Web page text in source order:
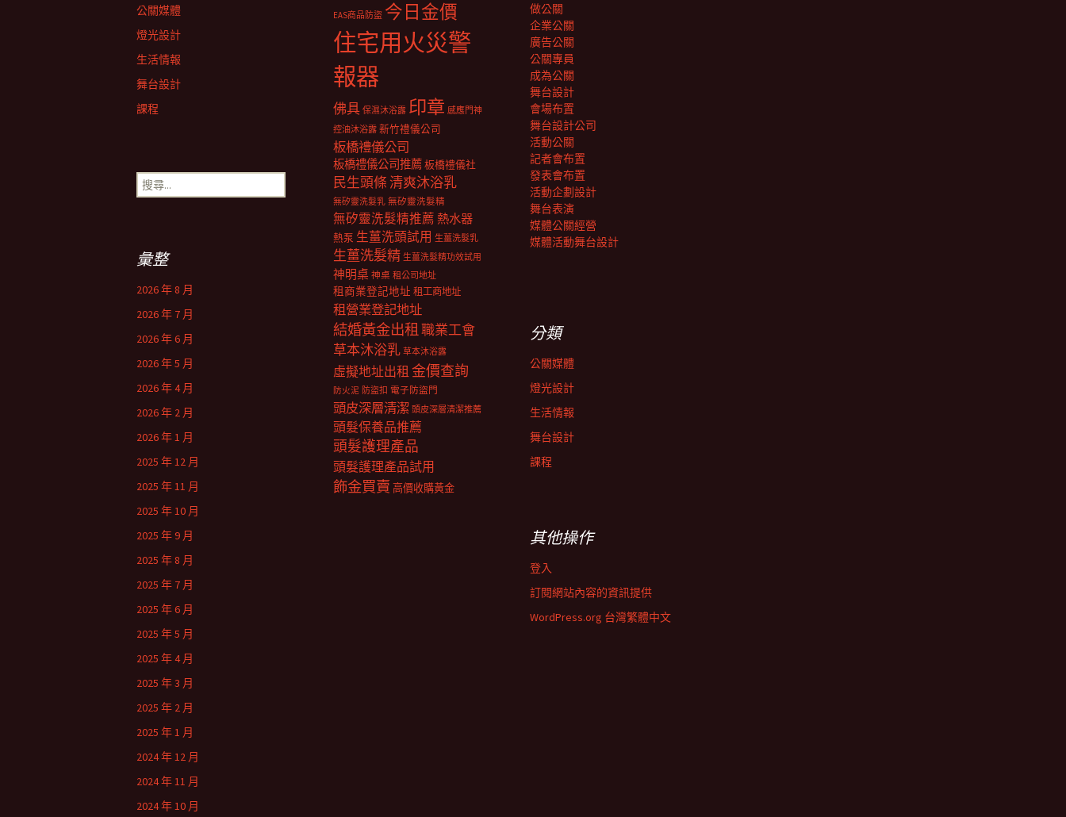
公關媒體
燈光設計
生活情報
舞台設計
課程
EAS商品防盜 今日金價
住宅用火災警
報器
佛具 保濕沐浴露 印章 感應門神
控油沐浴露 新竹禮儀公司
板橋禮儀公司
板橋禮儀公司推薦板橋禮儀社
民生頭條清爽沐浴乳
無矽靈洗髮乳 無矽靈洗髮精
無矽靈洗髮精推薦 熱水器
熱泵 生薑洗頭試用 生薑洗髮乳
生薑洗髮精 生薑洗髮精功效試用
神明桌 神桌 租公司地址
租商業登記地址 租工商地址
租營業登記地址
結婚黃金出租職業工會
草本沐浴乳 草本沐浴露
虛擬地址出租 金價查詢
防火泥 防盜扣 電子防盜門
頭皮深層清潔 頭皮深層清潔推薦
頭髮保養品推薦
頭髮護理產品
頭髮護理產品試用
飾金買賣 高價收購黃金
做公關
企業公關
廣告公關
公關專員
成為公關
舞台設計
會場布置
舞台設計公司
活動公關
記者會布置
發表會布置
活動企劃設計
舞台表演
媒體公關經營
媒體活動舞台設計
搜
尋
彙整
2026 年 8 月
2026 年 7 月
2026 年 6 月
2026 年 5 月
2026 年 4 月
2026 年 2 月
2026 年 1 月
2025 年 12 月
2025 年 11 月
2025 年 10 月
2025 年 9 月
2025 年 8 月
2025 年 7 月
2025 年 6 月
2025 年 5 月
2025 年 4 月
2025 年 3 月
2025 年 2 月
2025 年 1 月
2024 年 12 月
2024 年 11 月
2024 年 10 月
分類
公關媒體
燈光設計
生活情報
舞台設計
課程
其他操作
登入
訂閱網站內容的資訊提供
WordPress.org 台灣繁體中文